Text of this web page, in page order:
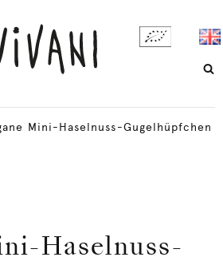
Mini-Haselnuss-Gugelhüpfchen
Haselnuss-